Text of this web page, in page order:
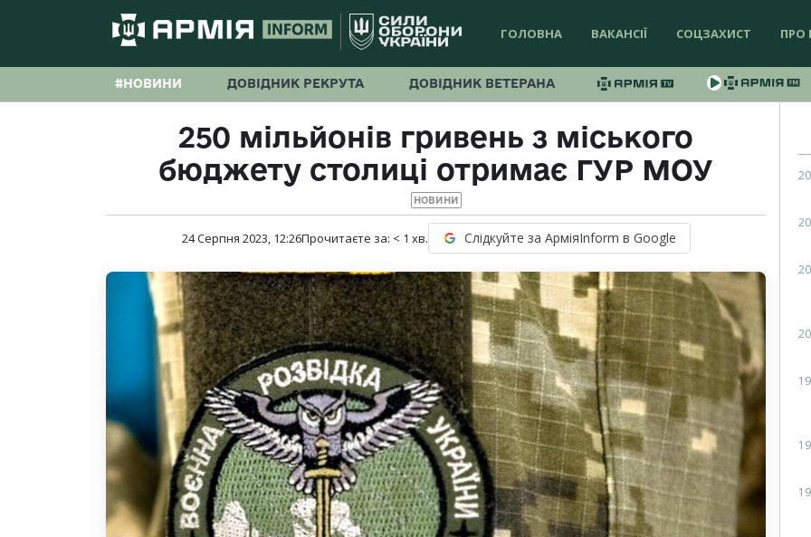
ГОЛОВНА ВАКАНСІЇ СОЦЗАХИСТ ПРО
#НОВИНИ ДОВІДНИК РЕКРУТА ДОВІДНИК ВЕТЕРАНА
250 мільйонів гривень з міського
бюджету столиці отримає ГУР МОУ
НОВИНИ
24 Серпня 2023, 12:26Прочитаєте за: < 1 хв. Слідкуйте за АрміяInform в Google